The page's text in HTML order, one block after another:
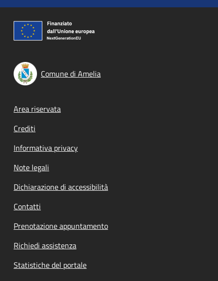
Comune di Amelia
Footer menu
Area riservata
Crediti
Informativa privacy
Note legali
Dichiarazione di accessibilità
Contatti
Prenotazione appuntamento
Richiedi assistenza
Statistiche del portale